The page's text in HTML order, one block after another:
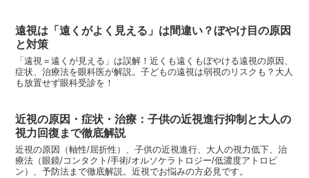
遠視は「遠くがよく見える」は間違い？ぼやけ目の原因
と対策
「遠視＝遠くが見える」は誤解！近くも遠くもぼやける遠視の原因、
症状、治療法を眼科医が解説。子どもの遠視は弱視のリスクも？大人
も放置せず眼科受診を！
近視の原因・症状・治療：子供の近視進行抑制と大人の
視力回復まで徹底解説
近視の原因（軸性/屈折性）、子供の近視進行、大人の視力低下、治
療法（眼鏡/コンタクト/手術/オルソケラトロジー/低濃度アトロピ
ン）、予防法まで徹底解説。近視でお悩みの方必見です。